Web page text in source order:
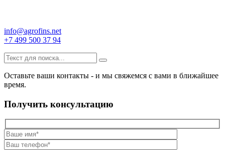
info@agrofins.net
+7 499 500 37 94
Оставьте ваши контакты - и мы свяжемся с вами в ближайшее
время.
Получить консультацию